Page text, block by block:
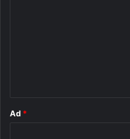
Ad *